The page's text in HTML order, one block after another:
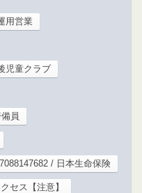
用営業
児童クラブ
員
/ 日本生命保険
セス【注意】